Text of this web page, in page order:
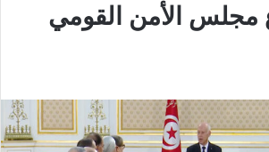
مجلس الأمن القومي